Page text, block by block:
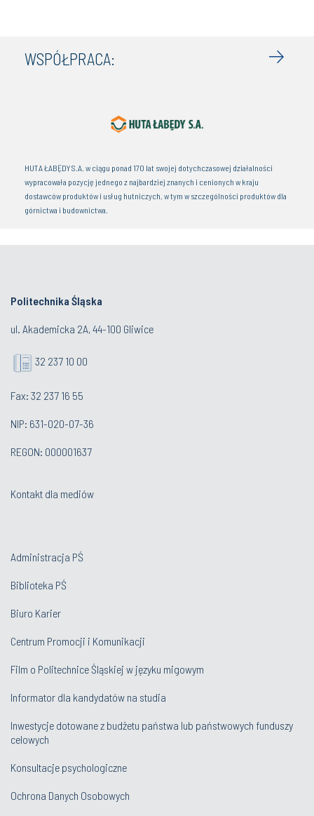
WSPÓŁPRACA:
HUTA ŁABĘDY S.A. w ciągu ponad 170 lat swojej dotychczasowej działalności
wypracowała pozycję jednego z najbardziej znanych i cenionych w kraju
dostawców produktów i usług hutniczych, w tym w szczególności produktów dla
górnictwa i budownictwa.
Politechnika Śląska
ul. Akademicka 2A, 44-100 Gliwice
32 237 10 00
Fax: 32 237 16 55
NIP: 631-020-07-36
REGON: 000001637
Kontakt dla mediów
Administracja PŚ
Biblioteka PŚ
Biuro Karier
Centrum Promocji i Komunikacji
Film o Politechnice Śląskiej w języku migowym
Informator dla kandydatów na studia
Inwestycje dotowane z budżetu państwa lub państwowych funduszy
celowych
Konsultacje psychologiczne
Ochrona Danych Osobowych